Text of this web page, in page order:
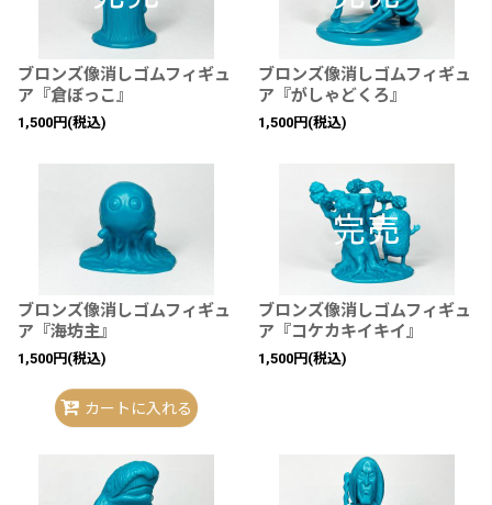
ブロンズ像消しゴムフィギュ
ア『倉ぼっこ』
1,500円 (税込)
ブロンズ像消しゴムフィギュ
ア『がしゃどくろ』
1,500円 (税込)
ブロンズ像消しゴムフィギュ
ア『海坊主』
1,500円 (税込)
カートに入れる
ブロンズ像消しゴムフィギュ
ア『コケカキイキイ』
1,500円 (税込)